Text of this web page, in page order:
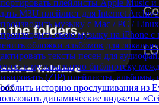
плейлисты Apple Music
M3U плейлист для Internet
музыку с Mac / PC /
свою музыку на iPhone
обложки альбомов для
тексты песен для
музыкальную библиотеку
(ZIP) плейлисты, альбомы,
историю прослушивания из
динамические виджеты